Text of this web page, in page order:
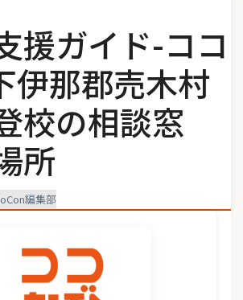
援ガイド-ココ
伊那郡売木村
校の相談窓
所
編集部